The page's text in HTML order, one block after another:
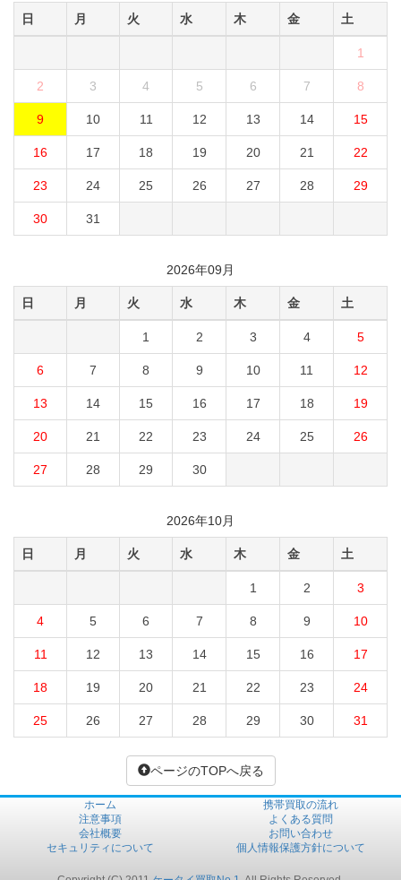
日 月 火 水 木 金 土
1
2 3 4 5 6 7 8
9 10 11 12 13 14 15
16 17 18 19 20 21 22
23 24 25 26 27 28 29
30 31
2026年09月
日 月 火 水 木 金 土
1 2 3 4 5
6 7 8 9 10 11 12
13 14 15 16 17 18 19
20 21 22 23 24 25 26
27 28 29 30
2026年10月
日 月 火 水 木 金 土
1 2 3
4 5 6 7 8 9 10
11 12 13 14 15 16 17
18 19 20 21 22 23 24
25 26 27 28 29 30 31
ページのTOPへ戻る
ホーム
携帯買取の流れ
注意事項
よくある質問
会社概要
お問い合わせ
セキュリティについて
個人情報保護方針について